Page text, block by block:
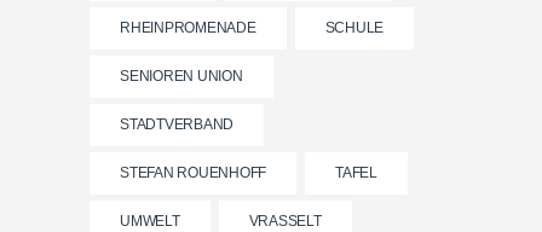
RHEINPROMENADE SCHULE
SENIOREN UNION
STADTVERBAND
STEFAN ROUENHOFF TAFEL
UMWELT VRASSELT